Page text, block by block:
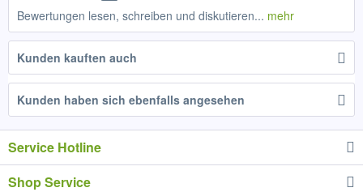
Bewertungen lesen, schreiben und diskutieren... mehr
Kunden kauften auch
Kunden haben sich ebenfalls angesehen
Service Hotline
Shop Service